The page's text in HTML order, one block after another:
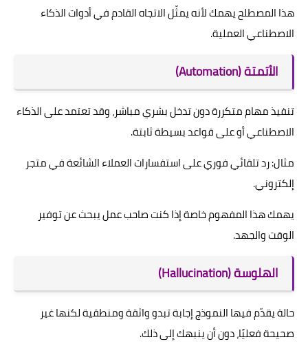
هذا المصطلح يهمك لأنه يمثّل الاتجاه القادم في أدوات الذكاء
الاصطناعي العملية.
الأتمتة (Automation)
تنفيذ مهام متكررة دون تدخل بشري مباشر، وقد تعتمد على الذكاء
الاصطناعي أو على قواعد بسيطة ثابتة.
مثال: رد تلقائي فوري على استفسارات العملاء الشائعة في متجر
إلكتروني.
يهمك هذا المفهوم خاصة إذا كنت صاحب عمل يبحث عن توفير
الوقت والجهد.
الهلوسة (Hallucination)
حالة يقدّم فيها النموذج إجابة تبدو واثقة ومنطقية لكنها غير
صحيحة فعليًا، دون أن ينبهك إلى ذلك.